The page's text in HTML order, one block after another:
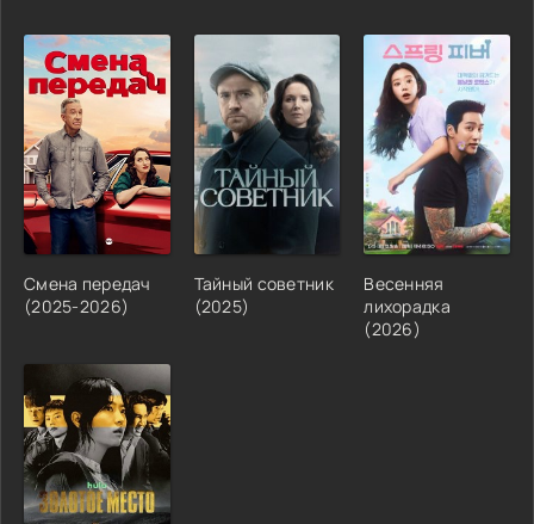
Смена передач
(2025-2026)
Тайный советник
(2025)
Весенняя
лихорадка
(2026)